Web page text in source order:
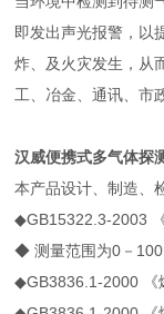
即发出声光报警，以
炸、及火灾发生，从
工、冶金、通讯、市
汉威便携式多气体探
本产品设计、制造、
◆GB15322.3-2003
◆ 测量范围为0－100
◆GB3836.1-2000 《